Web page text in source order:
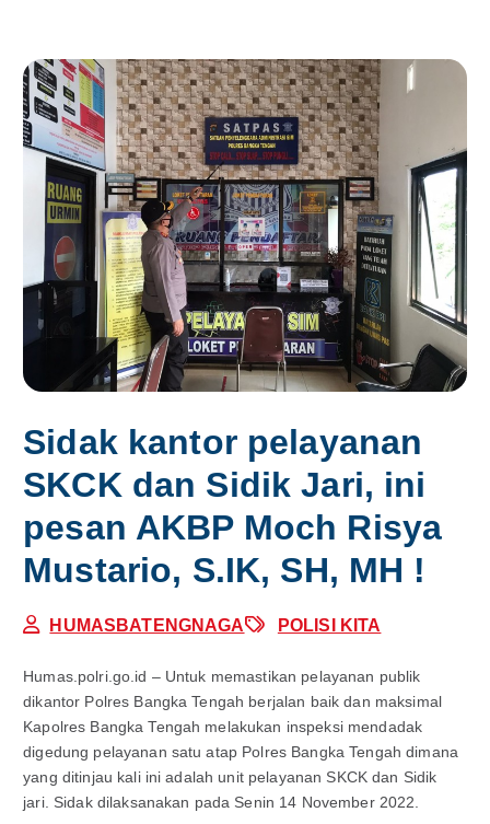
Sidak kantor pelayanan
SKCK dan Sidik Jari, ini
pesan AKBP Moch Risya
Mustario, S.IK, SH, MH !
HUMASBATENGNAGA POLISI KITA
Humas.polri.go.id – Untuk memastikan pelayanan publik
dikantor Polres Bangka Tengah berjalan baik dan maksimal
Kapolres Bangka Tengah melakukan inspeksi mendadak
digedung pelayanan satu atap Polres Bangka Tengah dimana
yang ditinjau kali ini adalah unit pelayanan SKCK dan Sidik
jari. Sidak dilaksanakan pada Senin 14 November 2022.